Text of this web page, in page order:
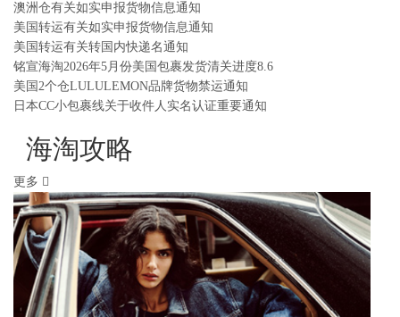
澳洲仓有关如实申报货物信息通知
美国转运有关如实申报货物信息通知
美国转运有关转国内快递名通知
铭宣海淘2026年5月份美国包裹发货清关进度8.6
美国2个仓LULULEMON品牌货物禁运通知
日本CC小包裹线关于收件人实名认证重要通知
海淘攻略
更多